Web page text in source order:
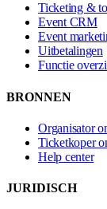
Ticketing &
Event CRM
Event
Uitbetalingen
Functie
BRONNEN
Organisator
Ticketkoper
Help center
JURIDISCH